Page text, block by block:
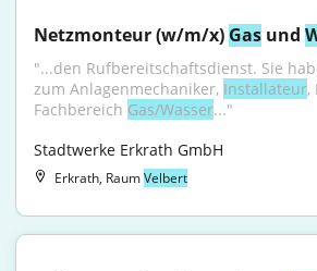
Netzmonteur (w/m/x) Gas und
"...den Rufbereitschaftsdienst. Sie
zum Anlagenmechaniker, Installateur,
Fachbereich Gas/Wasser..."
Stadtwerke Erkrath GmbH
Erkrath, RaumVelbert